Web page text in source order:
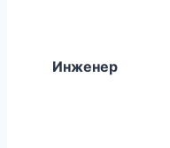
Инженер